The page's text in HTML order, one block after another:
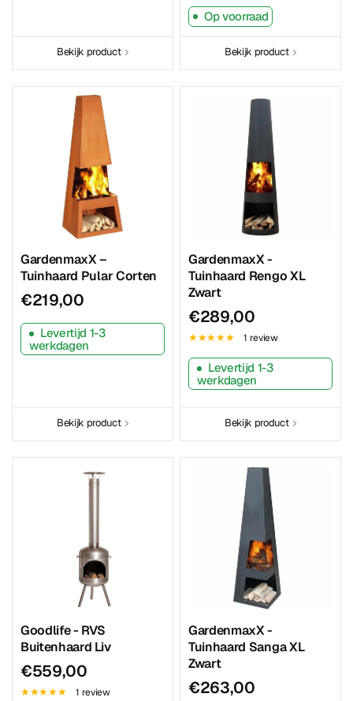
Bekijk product
Op voorraad
Bekijk product
GardenmaxX –
Tuinhaard Pular Corten
€219,00
Levertijd 1-3
werkdagen
Bekijk product
GardenmaxX -
Tuinhaard Rengo XL
Zwart
€289,00
1 review
Levertijd 1-3
werkdagen
Bekijk product
Goodlife - RVS
Buitenhaard Liv
€559,00
1 review
GardenmaxX -
Tuinhaard Sanga XL
Zwart
€263,00